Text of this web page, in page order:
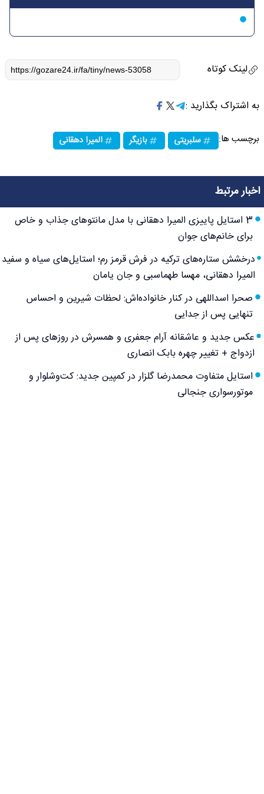
لینک کوتاه
به اشتراک بگذارید :
برچسب ها: سلبریتی بازیگر المیرا دهقانی
اخبار مرتبط
3 استایل پاییزی المیرا دهقانی با مدل مانتوهای جذاب و خاص
برای خانم‌های جوان
درخشش ستاره‌های ترکیه در فرش قرمز رم؛ استایل‌های سیاه و سفید
المیرا دهقانی، مهسا طهماسبی و جان یامان
صحرا اسداللهی در کنار خانواده‌اش: لحظات شیرین و احساس
تنهایی پس از جدایی
عکس جدید و عاشقانه آرام جعفری و همسرش در روزهای پس از
ازدواج + تغییر چهره بابک انصاری
استایل متفاوت محمدرضا گلزار در کمپین جدید: کت‌وشلوار و
موتورسواری جنجالی